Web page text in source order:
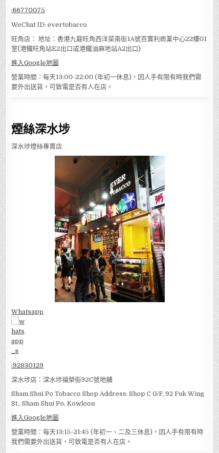
:66770075
WeChat ID: evertobacco
旺角店： 地址：香港九龍旺角西洋菜南街1A號百寶利商業中心22樓01
室(港鐵旺角站E2出口或港鐵油麻地站A2出口)
進入Google地圖
營業時間：每天13:00-22:00 (年初一休息)，因人手有限有時我們需
要外出送貨，可致電是否有人在店。
煙絲深水埗
深水埗煙絲專賣店
Whatsapp
:92830129
深水埗店：深水埗福榮街92C號地舖
Sham Shui Po Tobacco Shop Address: Shop C G/F, 92 Fuk Wing
St., Sham Shui Po, Kowloon
進入Google地圖
營業時間：每天13:15-21:45 (年初一、二及三休息)，因人手有限有時
我們需要外出送貨，可致電是否有人在店。